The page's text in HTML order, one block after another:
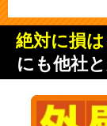
絶対に損
にも他社